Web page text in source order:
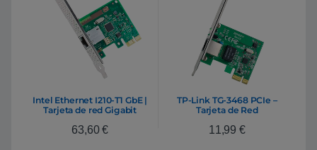
Intel Ethernet I210-T1 GbE |
Tarjeta de red Gigabit
63,60€
TP-Link TG-3468 PCIe –
Tarjeta de Red
11,99 €